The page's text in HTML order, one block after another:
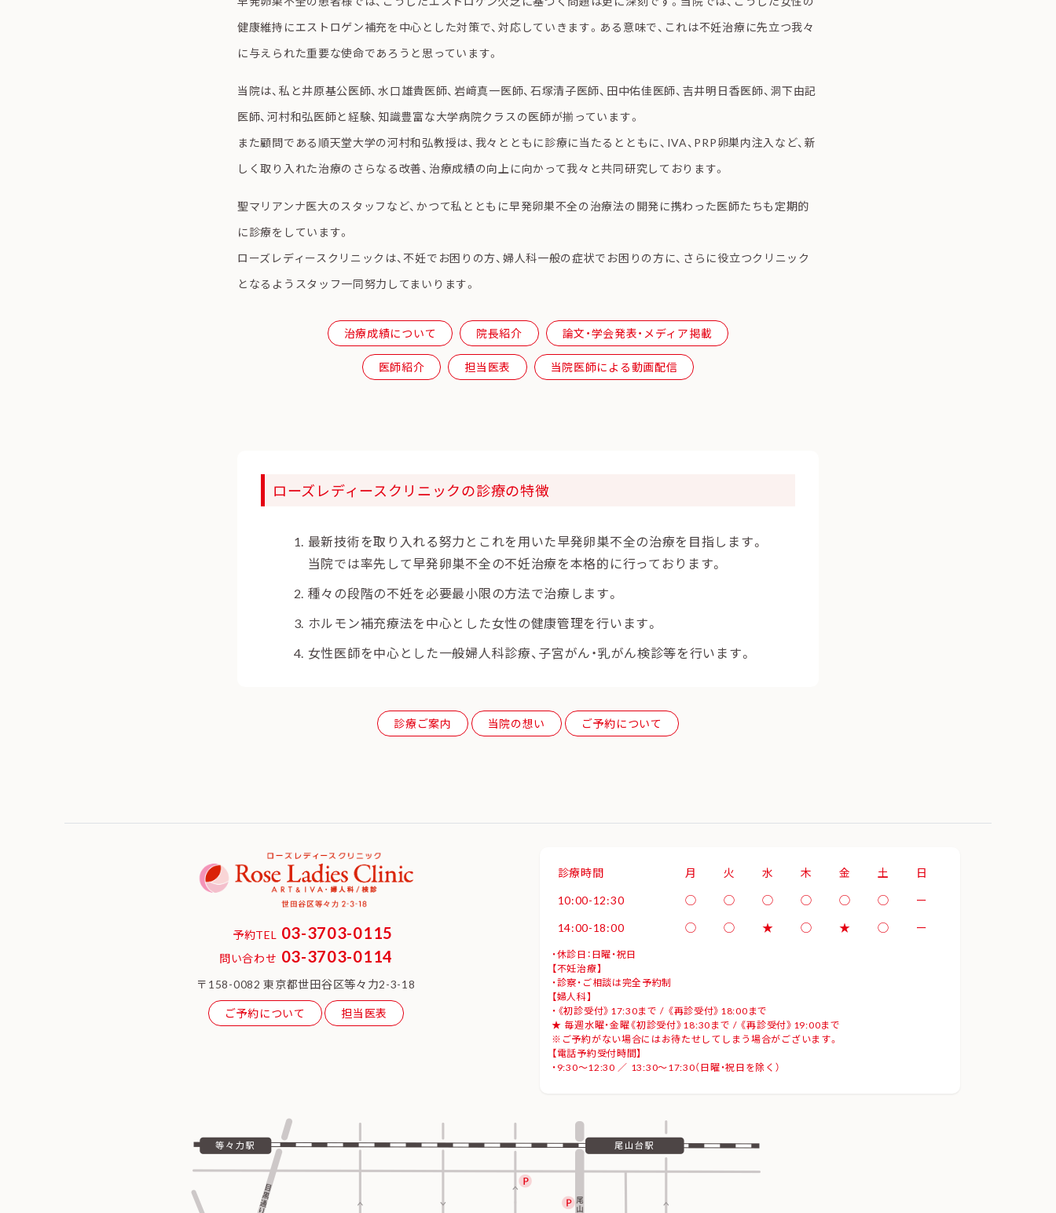
健康維持にエストロゲン補充を中心とした対策で、対応していきます。ある意味で、これは不妊治療に先立つ我々
に与えられた重要な使命であろうと思っています。
当院は、私と井原基公医師、水口雄貴医師、岩﨑真一医師、石塚清子医師、田中佑佳医師、吉井明日香医師、洞下由記
医師、河村和弘医師と経験、知識豊富な大学病院クラスの医師が揃っています。
また顧問である順天堂大学の河村和弘教授は、我々とともに診療に当たるとともに、IVA、PRP卵巣内注入など、新
しく取り入れた治療のさらなる改善、治療成績の向上に向かって我々と共同研究しております。
聖マリアンナ医大のスタッフなど、かつて私とともに早発卵巣不全の治療法の開発に携わった医師たちも定期的
に診療をしています。
ローズレディースクリニックは、不妊でお困りの方、婦人科一般の症状でお困りの方に、さらに役立つクリニック
となるようスタッフ一同努力してまいります。
治療成績について 院長紹介 論文・学会発表・メディア掲載
医師紹介 担当医表 当院医師による動画配信
ローズレディースクリニックの診療の特徴
最新技術を取り入れる努力とこれを用いた早発卵巣不全の治療を目指します。
当院では率先して早発卵巣不全の不妊治療を本格的に行っております。
種々の段階の不妊を必要最小限の方法で治療します。
ホルモン補充療法を中心とした女性の健康管理を行います。
女性医師を中心とした一般婦人科診療、子宮がん・乳がん検診等を行います。
診療ご案内 当院の想い ご予約について
予約TEL 03-3703-0115
問い合わせ 03-3703-0114
〒158-0082 東京都世田谷区等々力2-3-18
ご予約について
担当医表
・休診日：日曜・祝日
【不妊治療】
・診察・ご相談は完全予約制
【婦人科】
・《初診受付》17:30まで / 《再診受付》18:00まで
★ 毎週水曜・金曜《初診受付》18:30まで / 《再診受付》19:00まで
※ご予約がない場合にはお待たせしてしまう場合がございます。
【電話予約受付時間】
・9:30～12:30 ／ 13:30～17:30（日曜・祝日を除く）
診療時間 月 火 水 木 金 土
日
10:00-12:30
◯ ◯ ◯ ◯ ◯ ◯
ー
14:00-18:00
◯ ◯ ★ ◯ ★ ◯ ー